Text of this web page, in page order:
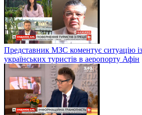
Представник МЗС коментує ситуацію
українських туристів в аеропорту Афін